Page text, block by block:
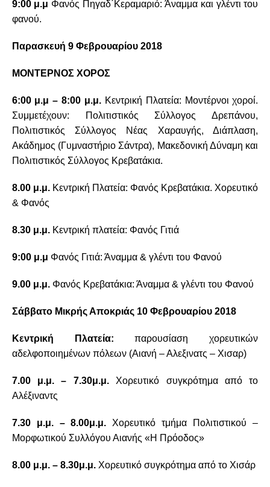
9:00 μ.μ Φανός Πηγαδ΄Κεραμαριό: Άναμμα και γλέντι του
φανού.
Παρασκευή 9 Φεβρουαρίου 2018
ΜΟΝΤΕΡΝΟΣ ΧΟΡΟΣ
6:00 μ.μ – 8:00 μ.μ.Κεντρική Πλατεία: Μοντέρνοι χοροί.
Συμμετέχουν: Πολιτιστικός Σύλλογος Δρεπάνου,
Πολιτιστικός Σύλλογος Νέας Χαραυγής, Διάπλαση,
Ακάδημος (Γυμναστήριο Σάντρα), Μακεδονική Δύναμη και
Πολιτιστικός Σύλλογος Κρεβατάκια.
8.00 μ.μ.Κεντρική Πλατεία: Φανός Κρεβατάκια. Χορευτικό
& Φανός
8.30 μ.μ.Κεντρική πλατεία: Φανός Γιτιά
9:00 μ.μ Φανός Γιτιά: Άναμμα & γλέντι του Φανού
9.00 μ.μ.Φανός Κρεβατάκια: Άναμμα & γλέντι του Φανού
Σάββατο Μικρής Αποκριάς 10 Φεβρουαρίου 2018
Κεντρική Πλατεία: παρουσίαση χορευτικών
αδελφοποιημένων πόλεων (Αιανή – Αλεξινατς – Χισαρ)
7.00 μ.μ. – 7.30μ.μ.Χορευτικό συγκρότημα από το
Αλέξιναντς
7.30 μ.μ. – 8.00μ.μ. Χορευτικό τμήμα Πολιτιστικού –
Μορφωτικού Συλλόγου Αιανής «Η Πρόοδος»
8.00 μ.μ. – 8.30μ.μ.Χορευτικό συγκρότημα από το Χισάρ